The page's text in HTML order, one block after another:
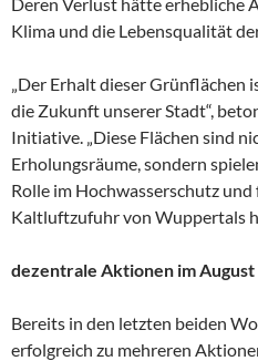
Klima und die Lebensqualität
„Der Erhalt dieser
die Zukunft unserer Stadt“,
Initiative. „Diese Flächen sind
Erholungsräume, sondern
Rolle im Hochwasserschutz
Kaltluftzufuhr von Wuppertals
dezentrale Aktionen im August
Bereits in den letzten beiden
erfolgreich zu mehreren